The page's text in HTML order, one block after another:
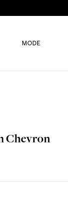
MODE
Chevron